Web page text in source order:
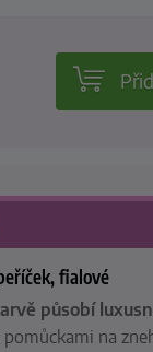
fialové
působí
na